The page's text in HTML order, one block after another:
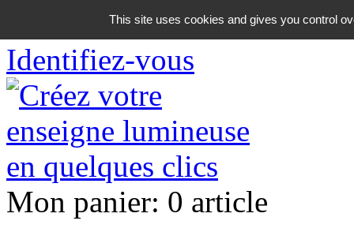
06 18 42 08 59
Identifiez-vous
Mon panier: 0 article
This site uses cookies and gives you control